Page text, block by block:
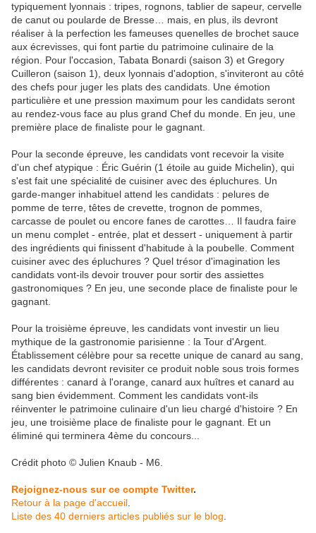
typiquement lyonnais : tripes, rognons, tablier de sapeur, cervelle
de canut ou poularde de Bresse… mais, en plus, ils devront
réaliser à la perfection les fameuses quenelles de brochet sauce
aux écrevisses, qui font partie du patrimoine culinaire de la
région. Pour l'occasion, Tabata Bonardi (saison 3) et Gregory
Cuilleron (saison 1), deux lyonnais d'adoption, s'inviteront au côté
des chefs pour juger les plats des candidats. Une émotion
particulière et une pression maximum pour les candidats seront
au rendez-vous face au plus grand Chef du monde. En jeu, une
première place de finaliste pour le gagnant.
Pour la seconde épreuve, les candidats vont recevoir la visite
d'un chef atypique : Éric Guérin (1 étoile au guide Michelin), qui
s'est fait une spécialité de cuisiner avec des épluchures. Un
garde-manger inhabituel attend les candidats : pelures de
pomme de terre, têtes de crevette, trognon de pommes,
carcasse de poulet ou encore fanes de carottes… Il faudra faire
un menu complet - entrée, plat et dessert - uniquement à partir
des ingrédients qui finissent d'habitude à la poubelle. Comment
cuisiner avec des épluchures ? Quel trésor d'imagination les
candidats vont-ils devoir trouver pour sortir des assiettes
gastronomiques ? En jeu, une seconde place de finaliste pour le
gagnant.
Pour la troisième épreuve, les candidats vont investir un lieu
mythique de la gastronomie parisienne : la Tour d'Argent.
Établissement célèbre pour sa recette unique de canard au sang,
les candidats devront revisiter ce produit noble sous trois formes
différentes : canard à l'orange, canard aux huîtres et canard au
sang bien évidemment. Comment les candidats vont-ils
réinventer le patrimoine culinaire d'un lieu chargé d'histoire ? En
jeu, une troisième place de finaliste pour le gagnant. Et un
éliminé qui terminera 4ème du concours...
Crédit photo © Julien Knaub - M6.
Rejoignez-nous sur ce compte Twitter.
Retour à la page d'accueil
Liste des 40 derniers articles publiés sur le blog